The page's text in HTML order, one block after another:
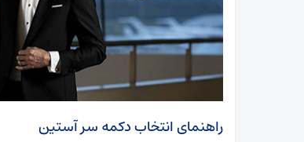
راهنمای انتخاب دکمه سر آستین